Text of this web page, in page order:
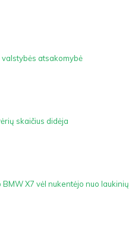
valstybės atsakomybė
skaičius didėja
X7 vėl nukentėjo nuo laukinių